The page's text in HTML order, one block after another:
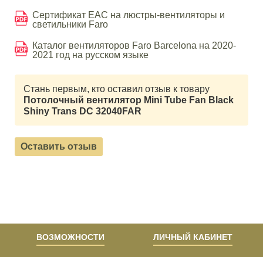
Сертификат EAC на люстры-вентиляторы и
светильники Faro
Каталог вентиляторов Faro Barcelona на 2020-
2021 год на русском языке
Стань первым, кто оставил отзыв к товару
Потолочный вентилятор Mini Tube Fan Black
Shiny Trans DC 32040FAR
Оставить отзыв
ВОЗМОЖНОСТИ ЛИЧНЫЙ КАБИНЕТ